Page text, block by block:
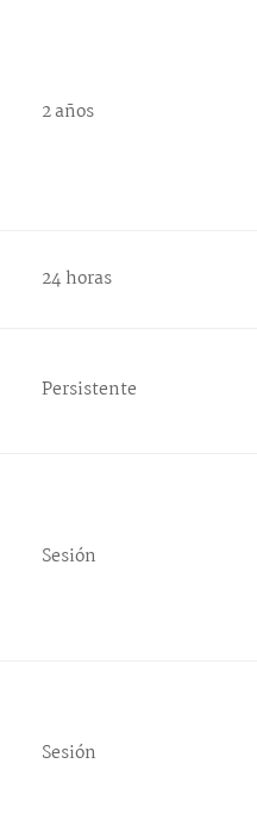
2 años
24 horas
Persistente
Sesión
Sesión